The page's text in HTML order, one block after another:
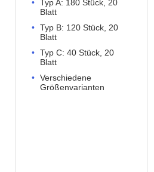
Typ A: 180 Stück, 20
Blatt
Typ B: 120 Stück, 20
Blatt
Typ C: 40 Stück, 20
Blatt
Verschiedene
Größenvarianten